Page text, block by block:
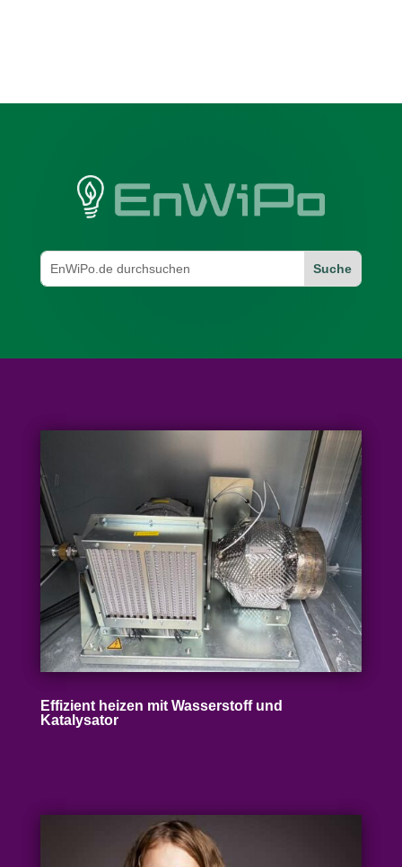
Effizient heizen mit Wasser­stoff und
Katalysator